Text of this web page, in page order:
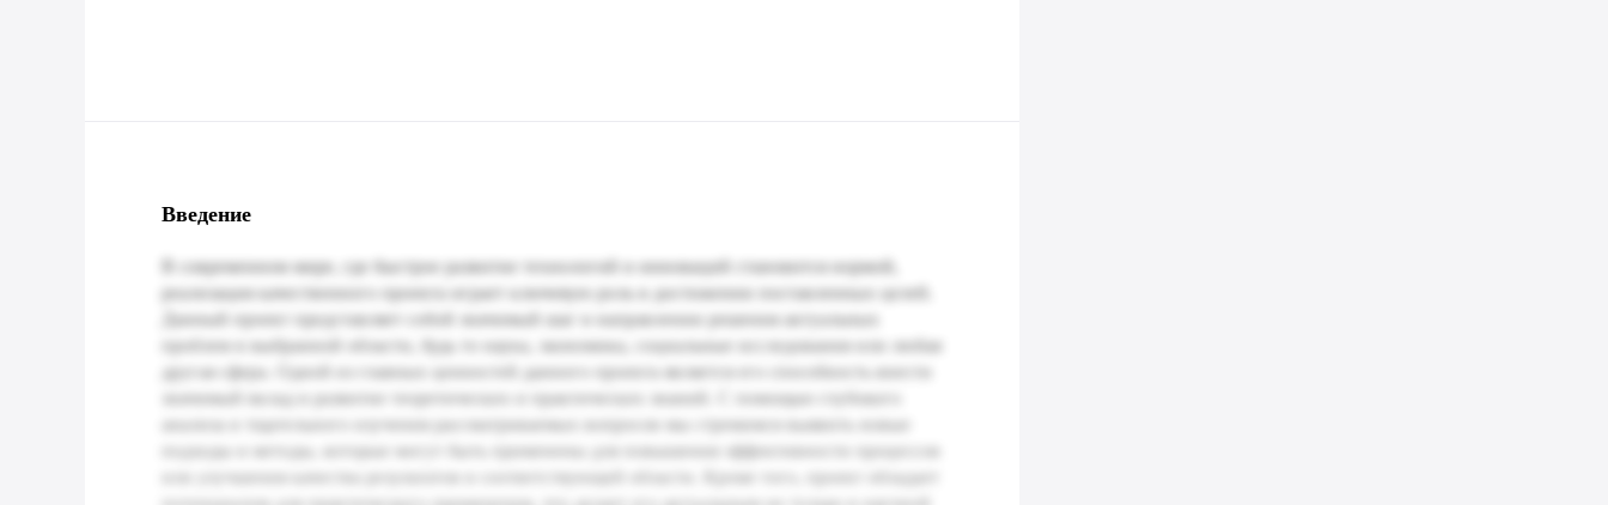
Введение